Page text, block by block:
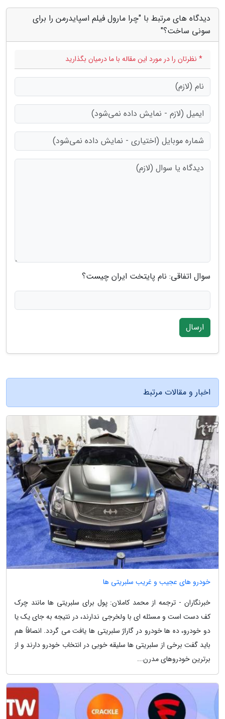
دیدگاه های مرتبط با "چرا مارول فیلم اسپایدرمن را برای
سونی ساخت؟"
* نظرتان را در مورد این مقاله با ما درمیان بگذارید
سوال اتفاقی: نام پایتخت ایران چیست؟
ارسال
اخبار و مقالات مرتبط
خودرو های عجیب و غریب سلبریتی ها
خبرنگاران - ترجمه از محمد کاملان: پول برای سلبریتی ها مانند چرک
کف دست است و مسئله ای با ولخرجی ندارند، در نتیجه به جای یک یا
دو خودرو، ده ها خودرو در گاراژ سلبریتی ها یافت می گردد. انصافاً هم
باید گفت برخی از سلبریتی ها سلیقه خوبی در انتخاب خودرو دارند و از
برترین خودروهای مدرن...